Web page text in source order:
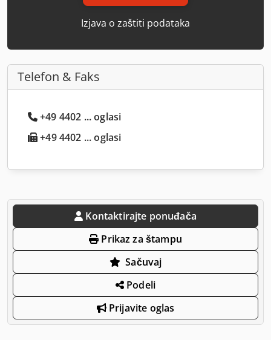
Izjava o zaštiti podataka
Telefon & Faks
+49 4402 ... oglasi
+49 4402 ... oglasi
Kontaktirajte ponuđača
Prikaz za štampu
Sačuvaj
Podeli
Prijavite oglas